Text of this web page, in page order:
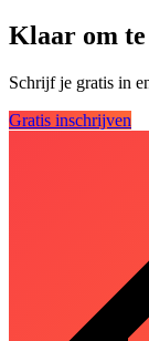
Klaar om
Schrijf je gratis in
Gratis inschrijven